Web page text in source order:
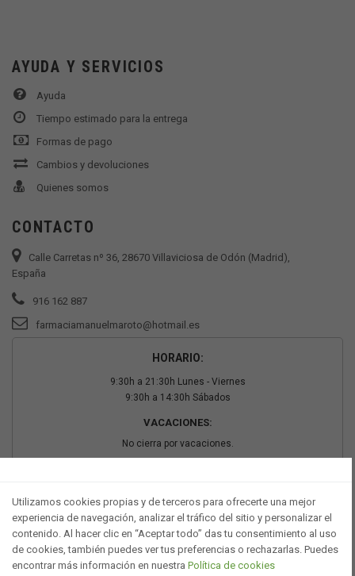
AYUDA Y SERVICIOS
Ayuda
Tiempo estimado para la entrega
Formas de pago
Cambios y devoluciones
Quienes somos
CONTACTO
Calle Carretas nº 36, 28670 Villaviciosa de Odón (Madrid),
España
916 162 887
farmaciamanuelmaroto@hotmail.es
HORARIO:
9:30h a 21:30h Lunes - Viernes
9:30h a 14:30h Sábados
VACACIONES:
No cierra por vacaciones.
Utilizamos cookies propias y de terceros para ofrecerte una mejor
experiencia de navegación, analizar el tráfico del sitio y personalizar el
contenido. Al hacer clic en “Aceptar todo” das tu consentimiento al uso
de cookies, también puedes ver tus preferencias o rechazarlas. Puedes
encontrar más información en nuestra Política de cookies